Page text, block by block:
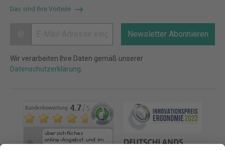
Das sind Ihre Vorteile
Newsletter Abonnieren
Wir verarbeiten Ihre Daten gemäß unserer
Datenschutzerklärung